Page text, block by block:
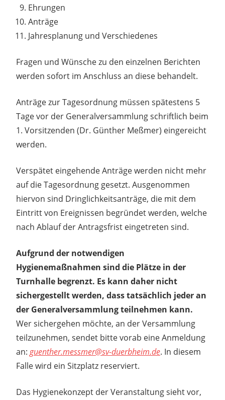
Ehrungen
Anträge
Jahresplanung und Verschiedenes
Fragen und Wünsche zu den einzelnen Berichten
werden sofort im Anschluss an diese behandelt.
Anträge zur Tagesordnung müssen spätestens 5
Tage vor der Generalversammlung schriftlich beim
1. Vorsitzenden (Dr. Günther Meßmer) eingereicht
werden.
Verspätet eingehende Anträge werden nicht mehr
auf die Tagesordnung gesetzt. Ausgenommen
hiervon sind Dringlichkeitsanträge, die mit dem
Eintritt von Ereignissen begründet werden, welche
nach Ablauf der Antragsfrist eingetreten sind.
Aufgrund der notwendigen
Hygienemaßnahmen sind die Plätze in der
Turnhalle begrenzt. Es kann daher nicht
sichergestellt werden, dass tatsächlich jeder an
der Generalversammlung teilnehmen kann.
Wer sichergehen möchte, an der Versammlung
teilzunehmen, sendet bitte vorab eine Anmeldung
an: guenther.messmer@sv-duerbheim.de. In diesem
Falle wird ein Sitzplatz reserviert.
Das Hygienekonzept der Veranstaltung sieht vor,